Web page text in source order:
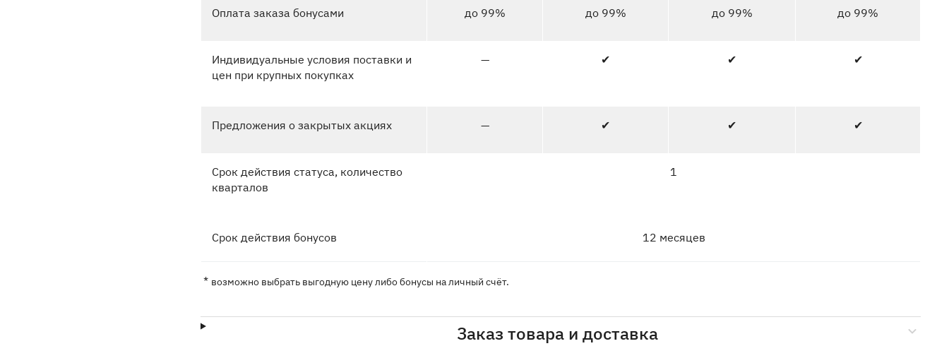
Оплата заказа бонусами до 99% до 99% до 99% до 99%
Индивидуальные условия поставки и
цен при крупных покупках
— ✔ ✔ ✔
Предложения о закрытых акциях — ✔ ✔ ✔
Срок действия статуса, количество
кварталов
1
Срок действия бонусов 12 месяцев
* возможно выбрать выгодную цену либо бонусы на личный счёт.
Заказ товара и доставка